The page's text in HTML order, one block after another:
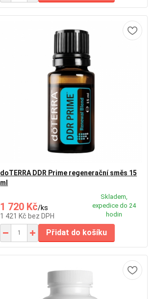
doTERRA DDR Prime regenerační směs 15
ml
1 720 Kč/ks
1 421 Kčbez DPH
Skladem,
expedice do 24
hodin
Přidat do košíku